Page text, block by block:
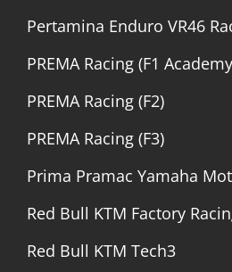
Pertamina Enduro VR46
PREMA Racing (F1
PREMA Racing (F2)
PREMA Racing (F3)
Prima Pramac Yamaha
Red Bull KTM Factory
Red Bull KTM Tech3